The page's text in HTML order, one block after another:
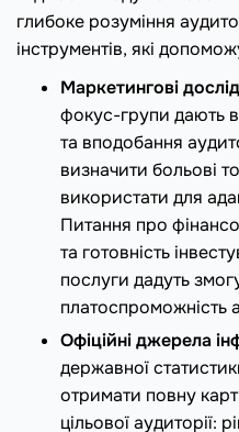
глибоке розуміння
інструментів, які
Маркетингові
фокус-групи дають
та вподобання
визначити больові
використати для
Питання про
та готовність
послуги дадуть
платоспроможність
Офіційні джерела
державної
отримати повну
цільової аудиторії: